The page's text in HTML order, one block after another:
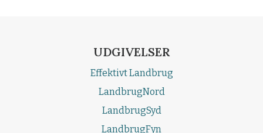
UDGIVELSER
Effektivt Landbrug
LandbrugNord
LandbrugSyd
LandbrugFyn